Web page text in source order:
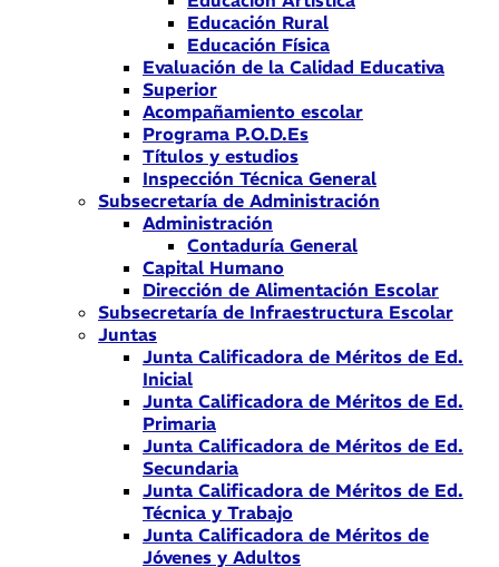
Educación Rural
Educación Física
Evaluación de la Calidad Educativa
Superior
Acompañamiento escolar
Programa P.O.D.Es
Títulos y estudios
Inspección Técnica General
Subsecretaría de Administración
Administración
Contaduría General
Capital Humano
Dirección de Alimentación Escolar
Subsecretaría de Infraestructura Escolar
Juntas
Junta Calificadora de Méritos de Ed.
Inicial
Junta Calificadora de Méritos de Ed.
Primaria
Junta Calificadora de Méritos de Ed.
Secundaria
Junta Calificadora de Méritos de Ed.
Técnica y Trabajo
Junta Calificadora de Méritos de
Jóvenes y Adultos